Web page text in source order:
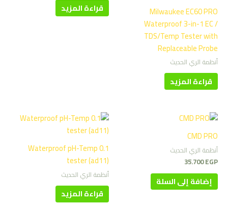
Milwaukee EC60 PRO
Waterproof 3-in-1 EC /
TDS/Temp Tester with
Replaceable Probe
أنظمة الري الحديث
قراءة المزيد
قراءة المزيد
CMD PRO
أنظمة الري الحديث
35.700EGP
إضافة إلى السلة
Waterproof pH-Temp 0.1
tester (ad11)
أنظمة الري الحديث
قراءة المزيد